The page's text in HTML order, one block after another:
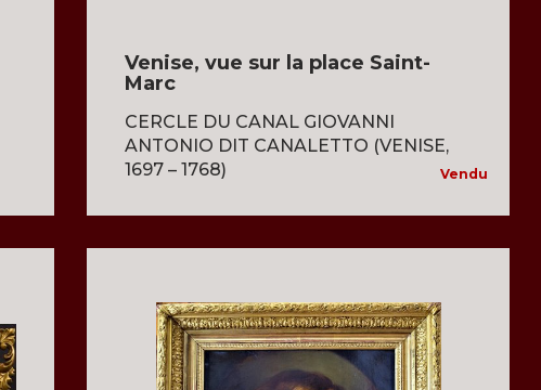
Venise, vue sur la place Saint-
Marc
CERCLE DU CANAL GIOVANNI
ANTONIO DIT CANALETTO (VENISE,
1697 – 1768)
Vendu